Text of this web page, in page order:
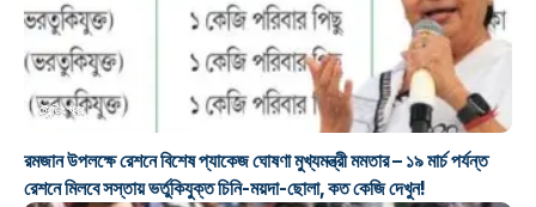
ট্রেন্ডিং খবর
রমজান উপলক্ষে রেশনে বিশেষ প্যাকেজ ঘোষণা মুখ্যমন্ত্রী মমতার – ১৯ মার্চ পর্যন্ত
রেশনে মিলবে সস্তায় ভর্তুকিযুক্ত চিনি-ময়দা-ছোলা, কত কেজি দেখুন!